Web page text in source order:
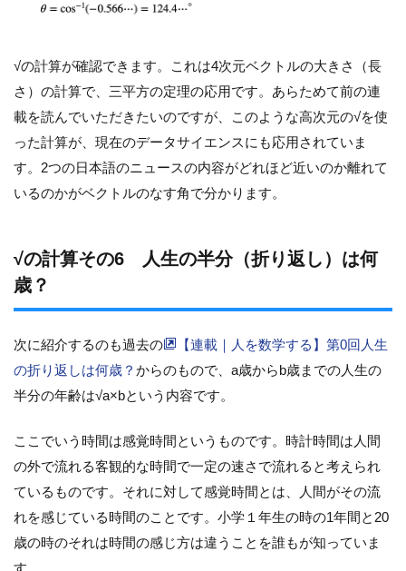
√の計算が確認できます。これは4次元ベクトルの大きさ（長
さ）の計算で、三平方の定理の応用です。あらためて前の連
載を読んでいただきたいのですが、このような高次元の√を使
った計算が、現在のデータサイエンスにも応用されていま
す。2つの日本語のニュースの内容がどれほど近いのか離れて
いるのかがベクトルのなす角で分かります。
√の計算その6 人生の半分（折り返し）は何
歳？
次に紹介するのも過去の
【連載｜人を数学する】第0回人生
の折り返しは何歳？ からのもので、a歳からb歳までの人生の
半分の年齢は√a×bという内容です。
ここでいう時間は感覚時間というものです。時計時間は人間
の外で流れる客観的な時間で一定の速さで流れると考えられ
ているものです。それに対して感覚時間とは、人間がその流
れを感じている時間のことです。小学１年生の時の1年間と20
歳の時のそれは時間の感じ方は違うことを誰もが知っていま